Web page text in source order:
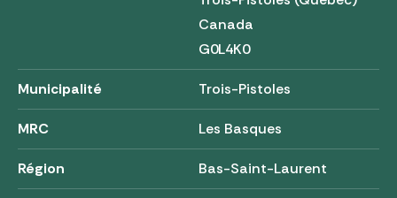
Canada
G0L4K0
Municipalité Trois-Pistoles
MRC Les Basques
Région Bas-Saint-Laurent